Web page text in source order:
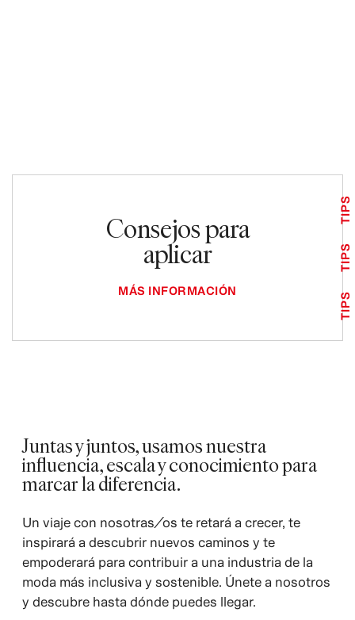
Consejos para
aplicar
MÁS INFORMACIÓN
TIPS
TIPS
TIPS
Juntas y juntos, usamos nuestra
influencia, escala y conocimiento para
marcar la diferencia.
Un viaje con nosotras/os te retará a crecer, te
inspirará a descubrir nuevos caminos y te
empoderará para contribuir a una industria de la
moda más inclusiva y sostenible. Únete a nosotros
y descubre hasta dónde puedes llegar.